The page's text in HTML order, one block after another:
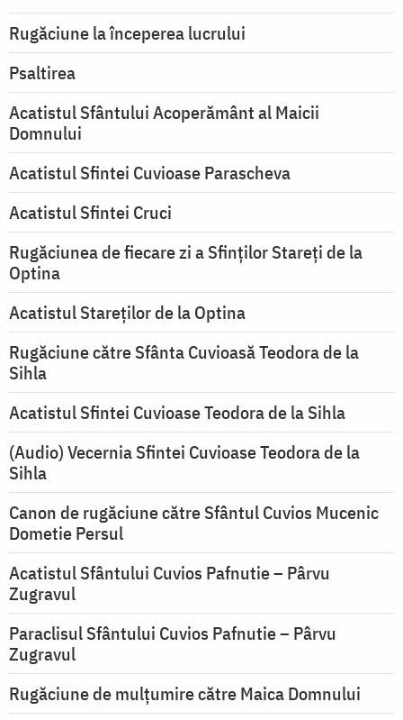
Rugăciune la începerea lucrului
Psaltirea
Acatistul Sfântului Acoperământ al Maicii
Domnului
Acatistul Sfintei Cuvioase Parascheva
Acatistul Sfintei Cruci
Rugăciunea de fiecare zi a Sfinților Stareți de la
Optina
Acatistul Stareţilor de la Optina
Rugăciune către Sfânta Cuvioasă Teodora de la
Sihla
Acatistul Sfintei Cuvioase Teodora de la Sihla
(Audio) Vecernia Sfintei Cuvioase Teodora de la
Sihla
Canon de rugăciune către Sfântul Cuvios Mucenic
Dometie Persul
Acatistul Sfântului Cuvios Pafnutie – Pârvu
Zugravul
Paraclisul Sfântului Cuvios Pafnutie – Pârvu
Zugravul
Rugăciune de mulţumire către Maica Domnului